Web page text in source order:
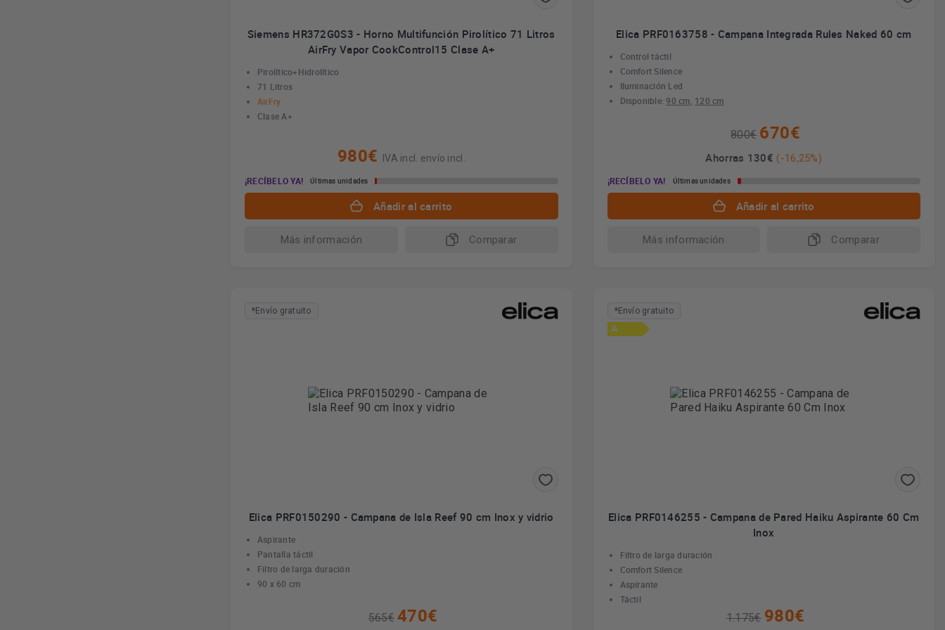
Siemens HR372G0S3 - Horno Multifunción Pirolítico 71 Litros
AirFry Vapor CookControl15 Clase A+
Pirolítico+Hidrolítico
71 Litros
AirFry
Clase A+
980€
IVA incl. envío incl.
¡RECÍBELO YA!
Últimas unidades
Añadir al carrito
Más información Comparar
Elica PRF0163758 - Campana Integrada Rules Naked 60 cm
Control táctil
Comfort Silence
Iluminación Led
Disponible: 90 cm 120 cm
800€ 670€
Ahorras 130€ (-16,25%)
¡RECÍBELO YA! Últimas unidades
Añadir al carrito
Más información Comparar
*Envío gratuito
Elica PRF0150290 - Campana de Isla Reef 90 cm Inox y vidrio
Aspirante
Pantalla táctil
Filtro de larga duración
90 x 60 cm
565€ 470€
*Envío gratuito
A
Elica PRF0146255 - Campana de Pared Haiku Aspirante 60 Cm
Inox
Filtro de larga duración
Comfort Silence
Aspirante
Táctil
1.175€ 980€